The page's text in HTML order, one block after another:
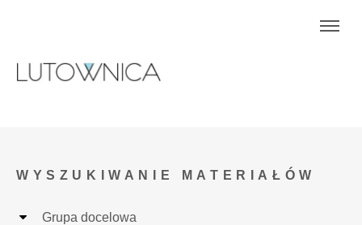
WYSZUKIWANIE MATERIAŁÓW